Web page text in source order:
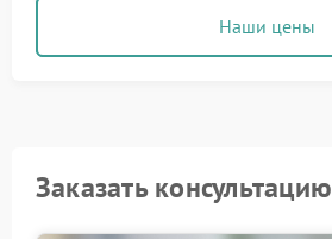
Наши цены
Заказать консультацию